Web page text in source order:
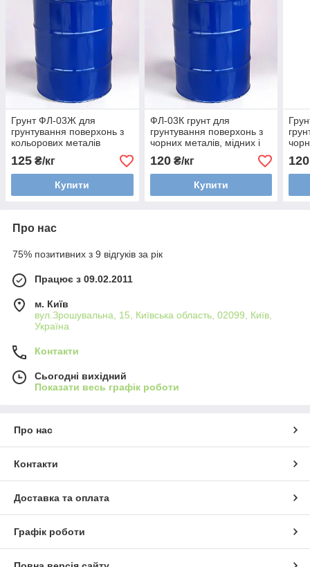
Грунт ФЛ-03Ж для
грунтування поверхонь з
кольорових металів
125 ₴/кг
Купити
ФЛ-03К грунт для
грунтування поверхонь з
чорних металів, мідних і
титанових сплавів
120₴/кг
Купити
120
Про нас
75% позитивних з 9 відгуків за рік
Працює з 09.02.2011
м. Київ
вул.Зрошувальна, 15, Київська область, 02099, Київ,
Україна
Контакти
Сьогодні вихідний
Показати весь графік роботи
Про нас
Контакти
Доставка та оплата
Графік роботи